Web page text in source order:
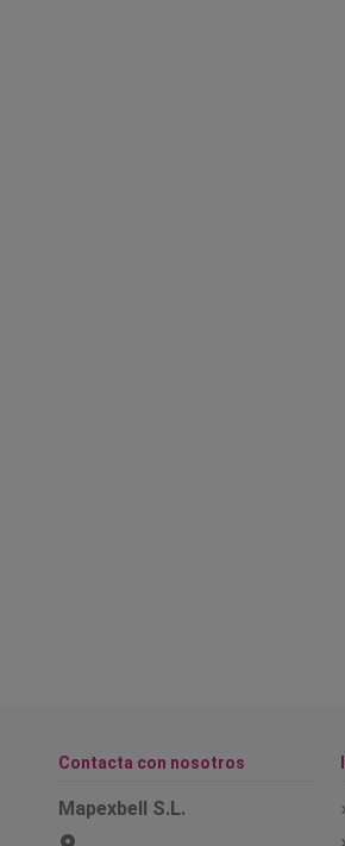
Contacta con nosotros
Mapexbell S.L.